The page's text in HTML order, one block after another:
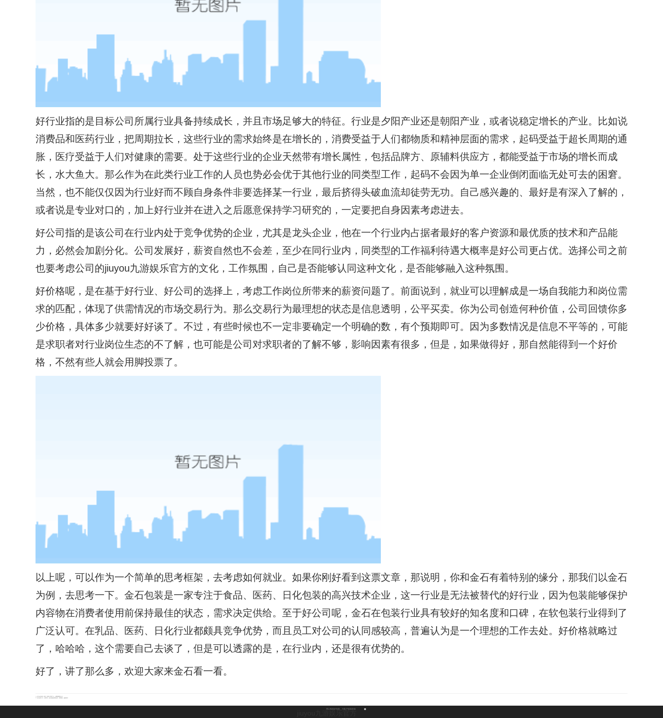
好行业指的是目标公司所属行业具备持续成长，并且市场足够大的特征。行业是夕阳产业还是朝阳产业，或者说稳定增长的产业。比如说
消费品和医药行业，把周期拉长，这些行业的需求始终是在增长的，消费受益于人们都物质和精神层面的需求，起码受益于超长周期的通
胀，医疗受益于人们对健康的需要。处于这些行业的企业天然带有增长属性，包括品牌方、原辅料供应方，都能受益于市场的增长而成
长，水大鱼大。那么作为在此类行业工作的人员也势必会优于其他行业的同类型工作，起码不会因为单一企业倒闭面临无处可去的困窘。
当然，也不能仅仅因为行业好而不顾自身条件非要选择某一行业，最后挤得头破血流却徒劳无功。自己感兴趣的、最好是有深入了解的，
或者说是专业对口的，加上好行业并在进入之后愿意保持学习研究的，一定要把自身因素考虑进去。
好公司指的是该公司在行业内处于竞争优势的企业，尤其是龙头企业，他在一个行业内占据者最好的客户资源和最优质的技术和产品能
力，必然会加剧分化。公司发展好，薪资自然也不会差，至少在同行业内，同类型的工作福利待遇大概率是好公司更占优。选择公司之前
也要考虑公司的jiuyou九游娱乐官方的文化，工作氛围，自己是否能够认同这种文化，是否能够融入这种氛围。
好价格呢，是在基于好行业、好公司的选择上，考虑工作岗位所带来的薪资问题了。前面说到，就业可以理解成是一场自我能力和岗位需
求的匹配，体现了供需情况的市场交易行为。那么交易行为最理想的状态是信息透明，公平买卖。你为公司创造何种价值，公司回馈你多
少价格，具体多少就要好好谈了。不过，有些时候也不一定非要确定一个明确的数，有个预期即可。因为多数情况是信息不平等的，可能
是求职者对行业岗位生态的不了解，也可能是公司对求职者的了解不够，影响因素有很多，但是，如果做得好，那自然能得到一个好价
格，不然有些人就会用脚投票了。
以上呢，可以作为一个简单的思考框架，去考虑如何就业。如果你刚好看到这票文章，那说明，你和金石有着特别的缘分，那我们以金石
为例，去思考一下。金石包装是一家专注于食品、医药、日化包装的高兴技术企业，这一行业是无法被替代的好行业，因为包装能够保护
内容物在消费者使用前保持最佳的状态，需求决定供给。至于好公司呢，金石在包装行业具有较好的知名度和口碑，在软包装行业得到了
广泛认可。在乳品、医药、日化行业都颇具竞争优势，而且员工对公司的认同感较高，普遍认为是一个理想的工作去处。好价格就略过
了，哈哈哈，这个需要自己去谈了，但是可以透露的是，在行业内，还是很有优势的。
好了，讲了那么多，欢迎大家来金石看一看。
jiuyou九游娱乐官方
用心制造好包装，为客户创造价值